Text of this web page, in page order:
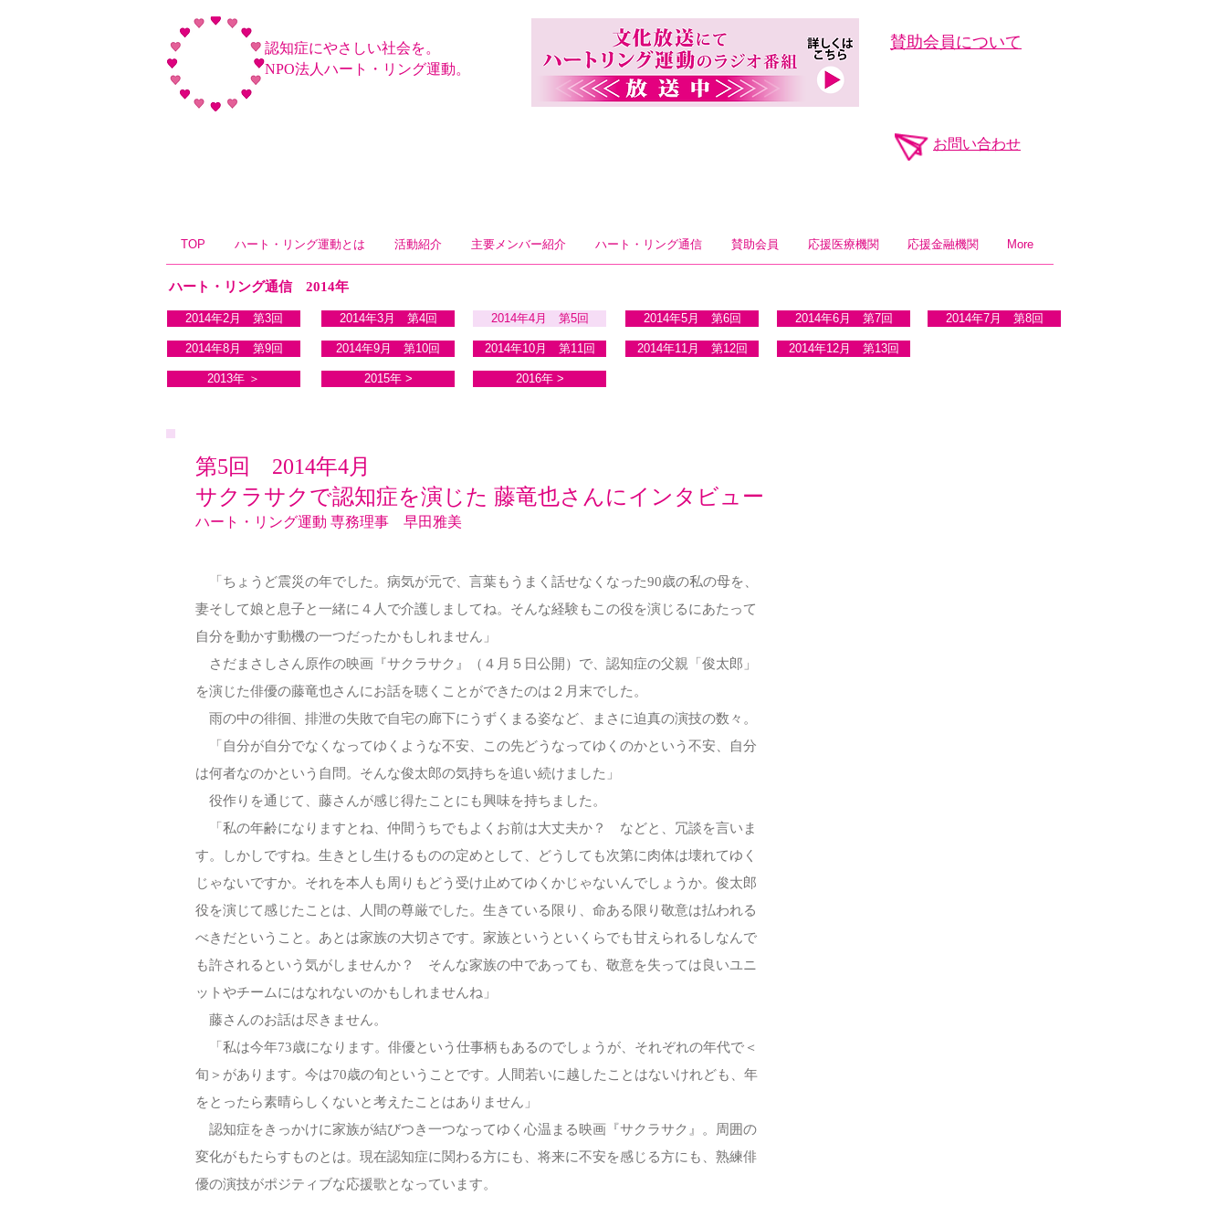
認知症にやさしい社会を。
NPO法人ハート・リング運動。
​賛助会員について
お問い合わせ
TOP ハート・リング運動とは 活動紹介 主要メンバー紹介 ハート・リング通信 賛助会員 応援医療機関 応援金融機関 More
ハート・リング通信 2014年
2014年2月 第3回
2014年8月 第9回
2013年 ＞
2014年3月 第4回
2014年9月 第10回
2015年 >
2014年4月 第5回
2014年10月 第11回
2016年 >
2014年5月 第6回
2014年11月 第12回
2014年6月 第7回 2014年7月 第8回
2014年12月 第13回
第5回 2014年4月
サクラサクで認知症を演じた 藤竜也さんにインタビュー
ハート・リング運動 専務理事 早田雅美
「ちょうど震災の年でした。病気が元で、言葉もうまく話せなくなった90歳の私の母を、
妻そして娘と息子と一緒に４人で介護しましてね。そんな経験もこの役を演じるにあたって
自分を動かす動機の一つだったかもしれません」
さだまさしさん原作の映画『サクラサク』（４月５日公開）で、認知症の父親「俊太郎」
を演じた俳優の藤竜也さんにお話を聴くことができたのは２月末でした。
雨の中の徘徊、排泄の失敗で自宅の廊下にうずくまる姿など、まさに迫真の演技の数々。
「自分が自分でなくなってゆくような不安、この先どうなってゆくのかという不安、自分
は何者なのかという自問。そんな俊太郎の気持ちを追い続けました」
役作りを通じて、藤さんが感じ得たことにも興味を持ちました。
「私の年齢になりますとね、仲間うちでもよくお前は大丈夫か？ などと、冗談を言いま
す。しかしですね。生きとし生けるものの定めとして、どうしても次第に肉体は壊れてゆく
じゃないですか。それを本人も周りもどう受け止めてゆくかじゃないんでしょうか。俊太郎
役を演じて感じたことは、人間の尊厳でした。生きている限り、命ある限り敬意は払われる
べきだということ。あとは家族の大切さです。家族というといくらでも甘えられるしなんで
も許されるという気がしませんか？ そんな家族の中であっても、敬意を失っては良いユニ
ットやチームにはなれないのかもしれませんね」
藤さんのお話は尽きません。
「私は今年73歳になります。俳優という仕事柄もあるのでしょうが、それぞれの年代で＜
旬＞があります。今は70歳の旬ということです。人間若いに越したことはないけれども、年
をとったら素晴らしくないと考えたことはありません」
認知症をきっかけに家族が結びつき一つなってゆく心温まる映画『サクラサク』。周囲の
変化がもたらすものとは。現在認知症に関わる方にも、将来に不安を感じる方にも、熟練俳
優の演技がポジティブな応援歌となっています。